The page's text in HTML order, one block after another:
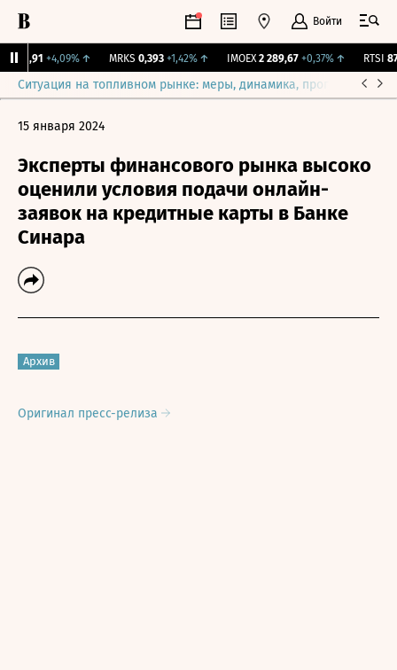
Войти
1,91 +4,09%↑ MRKS 0,393 +1,42%↑ IMOEX 2 289,67 +0,37%↑ RTSI
Ситуация на топливном рынке: меры, динамика, прогнозы
15 января 2024
Эксперты финансового рынка высоко
оценили условия подачи онлайн-
заявок на кредитные карты в Банке
Синара
Архив
Оригинал пресс-релиза